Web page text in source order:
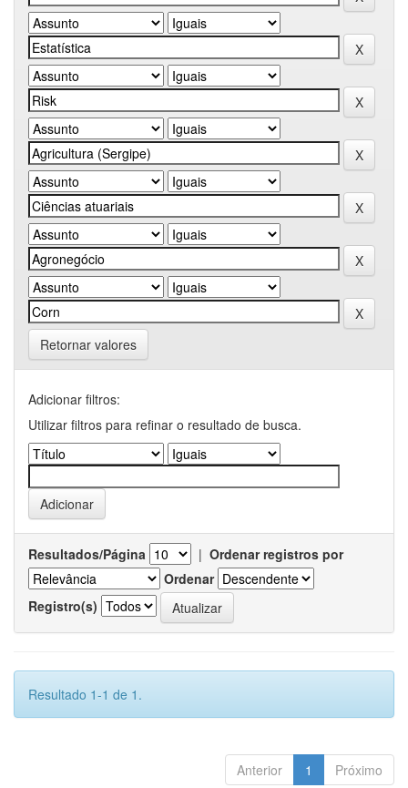
Retornar valores
Adicionar filtros:
Utilizar filtros para refinar o resultado de busca.
Resultados/Página | Ordenar registros por
Ordenar
Registro(s)
Resultado 1-1 de 1.
Anterior 1 Próximo